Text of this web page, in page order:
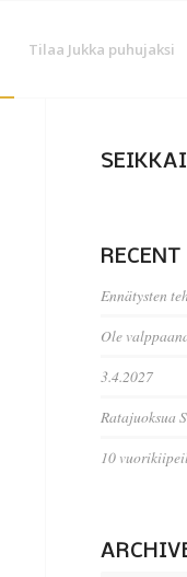
Tilaa Jukka puhujaksi
Ennätysten
Ole
3.4.2027
Ratajuoksua
10